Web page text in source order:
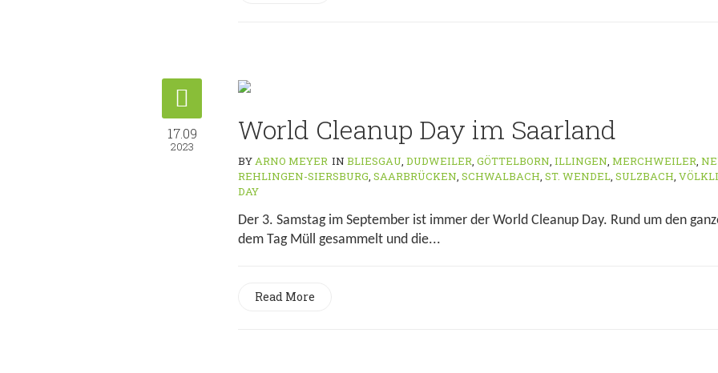
17.09
2023 World Cleanup Day im Saarland
BYARNO MEYER IN BLIESGAU, DUDWEILER, GÖTTELBORN, ILLINGEN, MERCHWEILER,
REHLINGEN-SIERSBURG, SAARBRÜCKEN, SCHWALBACH, ST. WENDEL, SULZBACH,
DAY
Der 3. Samstag im September ist immer der World Cleanup Day. Rund um den
dem Tag Müll gesammelt und die...
Read More